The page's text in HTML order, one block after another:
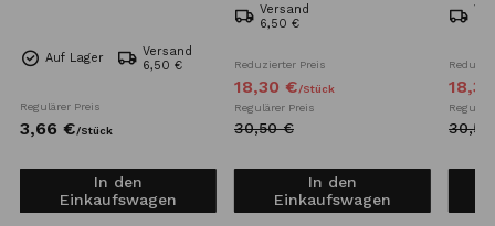
Auf Lager
Versand
6,50 €
Regulärer Preis
3,66 €/Stück
In den
Einkaufswagen
Versand
6,50 €
Reduzierter Preis
18,30 €/Stück
Regulärer Preis
30,50 €
In den
Einkaufswagen
18,30
30,50